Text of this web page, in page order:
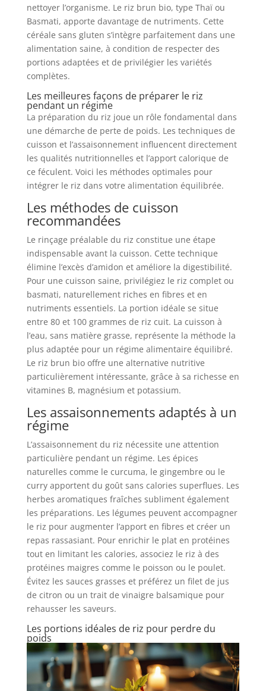
nettoyer l’organisme. Le riz brun bio, type Thaï ou
Basmati, apporte davantage de nutriments. Cette
céréale sans gluten s’intègre parfaitement dans une
alimentation saine, à condition de respecter des
portions adaptées et de privilégier les variétés
complètes.
Les meilleures façons de préparer le riz
pendant un régime
La préparation du riz joue un rôle fondamental dans
une démarche de perte de poids. Les techniques de
cuisson et l’assaisonnement influencent directement
les qualités nutritionnelles et l’apport calorique de
ce féculent. Voici les méthodes optimales pour
intégrer le riz dans votre alimentation équilibrée.
Les méthodes de cuisson
recommandées
Le rinçage préalable du riz constitue une étape
indispensable avant la cuisson. Cette technique
élimine l’excès d’amidon et améliore la digestibilité.
Pour une cuisson saine, privilégiez le riz complet ou
basmati, naturellement riches en fibres et en
nutriments essentiels. La portion idéale se situe
entre 80 et 100 grammes de riz cuit. La cuisson à
l’eau, sans matière grasse, représente la méthode la
plus adaptée pour un régime alimentaire équilibré.
Le riz brun bio offre une alternative nutritive
particulièrement intéressante, grâce à sa richesse en
vitamines B, magnésium et potassium.
Les assaisonnements adaptés à un
régime
L’assaisonnement du riz nécessite une attention
particulière pendant un régime. Les épices
naturelles comme le curcuma, le gingembre ou le
curry apportent du goût sans calories superflues. Les
herbes aromatiques fraîches subliment également
les préparations. Les légumes peuvent accompagner
le riz pour augmenter l’apport en fibres et créer un
repas rassasiant. Pour enrichir le plat en protéines
tout en limitant les calories, associez le riz à des
protéines maigres comme le poisson ou le poulet.
Évitez les sauces grasses et préférez un filet de jus
de citron ou un trait de vinaigre balsamique pour
rehausser les saveurs.
Les portions idéales de riz pour perdre du
poids